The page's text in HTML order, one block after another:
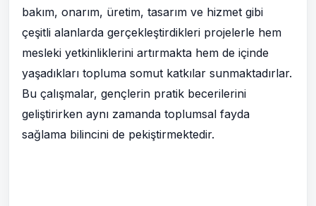
bakım, onarım, üretim, tasarım ve hizmet gibi
çeşitli alanlarda gerçekleştirdikleri projelerle hem
mesleki yetkinliklerini artırmakta hem de içinde
yaşadıkları topluma somut katkılar sunmaktadırlar.
Bu çalışmalar, gençlerin pratik becerilerini
geliştirirken aynı zamanda toplumsal fayda
sağlama bilincini de pekiştirmektedir.